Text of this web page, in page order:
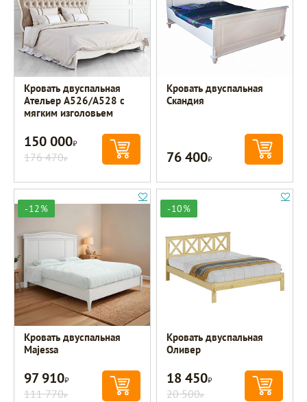
Кровать двуспальная
Ательер A526/A528 с
мягким изголовьем
150 000Р
176 470Р
Кровать двуспальная
Скандия
76 400Р
-12%
Кровать двуспальная
Majessa
97 910Р
111 770Р
-10%
Кровать двуспальная
Оливер
18 450Р
20 500Р